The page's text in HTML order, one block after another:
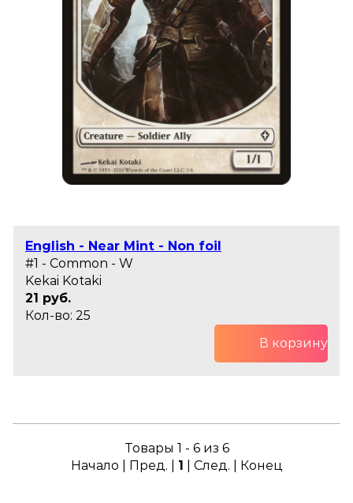
English - Near Mint - Non foil
#1 - Common - W
Kekai Kotaki
21 руб.
Кол-во: 25
В корзину
Товары 1 - 6 из 6
Начало | Пред. | 1 | След. | Конец